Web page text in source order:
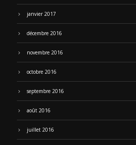
janvier 2017
décembre 2016
novembre 2016
octobre 2016
septembre 2016
août 2016
juillet 2016